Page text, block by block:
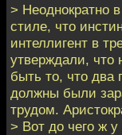
> Неоднократно
стиле, что
интеллигент в
утверждали,
быть то, что два
должны были
трудом.
> Вот до чего ж у